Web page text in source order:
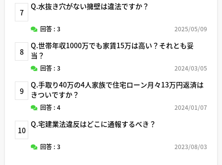
7
Q.水抜き穴がない擁壁は違法ですか？
回答 : 3 2025/05/09
8
Q.世帯年収1000万でも家賃15万は高い？それとも妥
当？
回答 : 3 2024/03/05
9
Q.手取り40万の4人家族で住宅ローン月々13万円返済は
きついですか？
回答 : 4 2024/01/07
10
Q.宅建業法違反はどこに通報するべき？
回答 : 3 2023/08/03